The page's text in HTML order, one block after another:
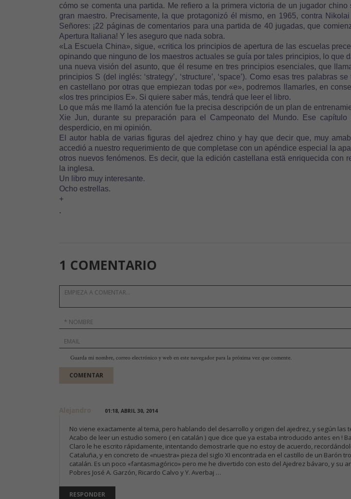
cómo se comenta una partida. Me refiero a la primera victoria de un jugador chino
gran maestro. Precisamente, la que protagonizó él mismo, en 1965, contra Nikolai
Señores: ¡22 páginas de comentarios para una partida de 40 jugadas, que
Apertura Italiana! Y les aseguro que nada sobra.
«La Escuela China», sigue, «critica los principios de apertura de las escuelas
opinando que ninguno de los maestros actuales se guía por tales principios, lo que
una nueva visión del asunto, que él resume en tres principios esenciales, que
principios S (del inglés: ‘strategy’, ‘structure’, ‘space’). Como esas tres palabras se
en castellano por otras que empiezan todas por «e», podremos llamarles, en
«los tres principios E». Si quiere saber más, tendrá que leer el libro.
Lo que más me llamó la atención fue la precisa descripción de un plan de
Xie Jun, durante su preparación para el Campeonato del Mundo. Ese capítulo
desperdicio, en mi opinión.
El autor habla de varias figuras del ajedrez chino y hay que decir que, muy
accedió a nuestro requerimiento de que completase con un apéndice especial la
otros nuevos fenómenos. Es decir, que la edición castellana estä enriquecida con
la inglesa.
Un libro muy interesante.
Ocho estrellas.
+
.
1 COMENTARIO
Guarda mi nombre, correo electrónico y web en este navegador para la próxima vez que comente.
Alejandro 01:18, ABRIL 30, 2014
No viene exactamente al tema, pero hablando del desarrollo y origen del ajedrez, y según
Acabo de leer un estudio somero ( en catalán ) que dice que ya estaba introducido antes en !
Claro le he escrito rápidamente, intentando demostrarle que no estoy de acuerdo,
Cataluña, y en concreto de «nuestra» pieza del siglo XI encontrada en el castillo de un Barón
catalán. Es un poco «fantasmagórico» pero me he divertido con esto del Ajedrez bávaro, y su
Pobres José A. Garzón, Ricardo Calvo y Y. Averbaj …
RESPONDER